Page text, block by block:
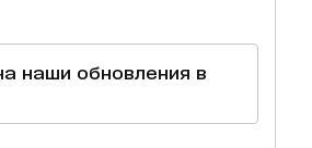
наши обновления в